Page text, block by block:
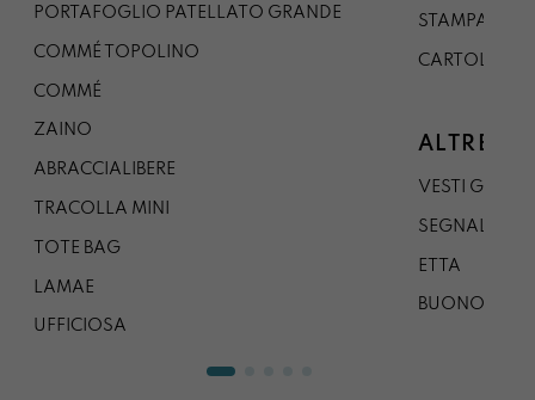
PORTAFOGLIO PATELLATO GRANDE
COMMÉ TOPOLINO
COMMÉ
ZAINO
ABRACCIALIBERE
TRACOLLA MINI
TOTE BAG
LAMAE
UFFICIOSA
STAMPA A0
CARTOLINA
ALTRE
VESTI
SEGNALIBRO
ETTA
BUONO